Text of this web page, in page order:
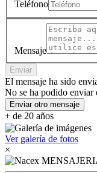
Teléfono
Mensaje
Enviar
El mensaje ha sido
No se ha podido enviar
Enviar otro mensaje
+ de 20 años
Ver galería de fotos
×